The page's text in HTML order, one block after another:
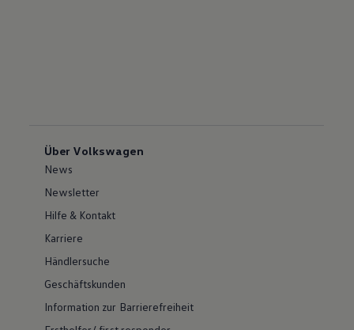
Über Volkswagen
News
Newsletter
Hilfe & Kontakt
Karriere
Händlersuche
Geschäftskunden
Information zur Barrierefreiheit